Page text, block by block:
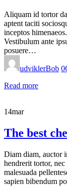
Aliquam id tortor
aptent taciti
inceptos
Vestibulum ante
posuere…
udviklerBob 0
Read more
14mar
The best
Diam diam, auctor
hendrerit tortor,
malesuada
sapien bibendum